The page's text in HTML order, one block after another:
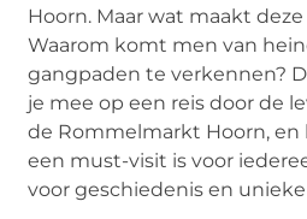
Hoorn. Maar wat maakt
Waarom komt men van
gangpaden te verkennen?
je mee op een reis door de
de Rommelmarkt Hoorn, en
een must-visit is voor
voor geschiedenis en